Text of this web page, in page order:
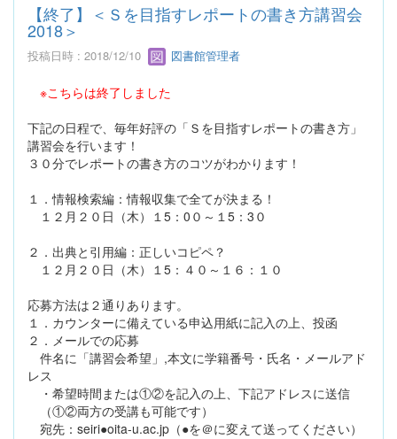
【終了】＜Ｓを目指すレポートの書き方講習会
2018＞
投稿日時 : 2018/12/10 図書館管理者
※こちらは終了しました
下記の日程で、毎年好評の「Ｓを目指すレポートの書き方」
講習会を行います！
３０分でレポートの書き方のコツがわかります！
１．情報検索編：情報収集で全てが決まる！
１２月２０日（木）１5：0０～１5：3０
２．出典と引用編：正しいコピペ？
１２月２０日（木）１5：４０～１６：１０
応募方法は２通りあります。
１．カウンターに備えている申込用紙に記入の上、投函
２．メールでの応募
件名に「講習会希望」,本文に学籍番号・氏名・メールアド
レス
・希望時間または①②を記入の上、下記アドレスに送信
（①②両方の受講も可能です）
宛先：seiri●oita-u.ac.jp（●を＠に変えて送ってください）